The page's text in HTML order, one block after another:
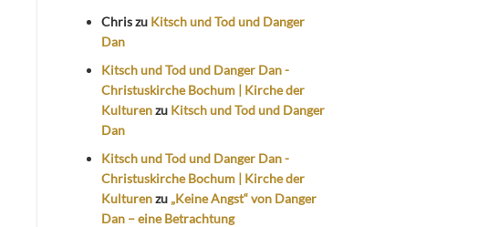
Chriszu Kitsch und Tod und Danger
Dan
Kitsch und Tod und Danger Dan -
Christuskirche Bochum | Kirche der
Kulturenzu Kitsch und Tod und Danger
Dan
Kitsch und Tod und Danger Dan -
Christuskirche Bochum | Kirche der
Kulturenzu „Keine Angst“ von Danger
Dan – eine Betrachtung